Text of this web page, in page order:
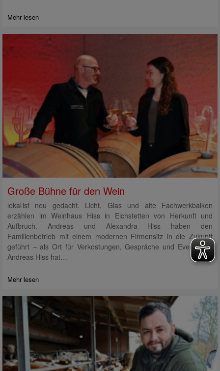
Mehr lesen
Große Bühne für den Wein
lokal ist neu gedacht. Licht, Glas und alte Fachwerkbalken
erzählen im Weinhaus Hiss in Eichstetten von Herkunft und
Aufbruch. Andreas und Alexandra Hiss haben den
Familienbetrieb mit einem modernen Firmensitz in die Zukunft
geführt – als Ort für Verkostungen, Gespräche und Events.
Andreas Hiss hat…
Mehr lesen